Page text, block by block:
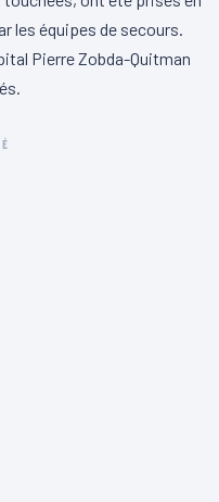
les équipes de secours.
Pierre Zobda-Quitman